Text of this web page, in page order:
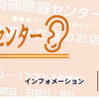
インフォメーション